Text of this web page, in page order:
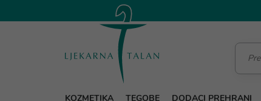
KOZMETIKA TEGOBE DODACI PREHRANI